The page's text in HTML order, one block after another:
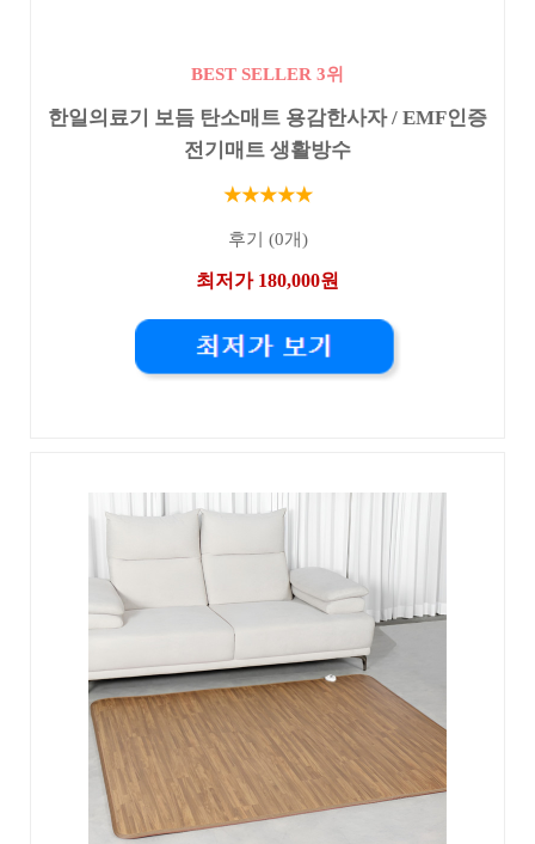
BEST SELLER 3위
한일의료기 보듬 탄소매트 용감한사자 / EMF인증
전기매트 생활방수
★★★★★
후기 (0개)
최저가 180,000원